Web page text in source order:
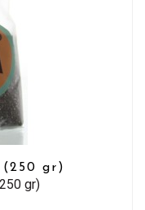
(250 gr)
gr)